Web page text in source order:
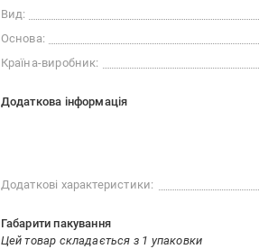
Вид:
Основа:
Країна-виробник:
Додаткова інформація
Додаткові характеристики:
Габарити пакування
Цей товар складається з 1 упаковки